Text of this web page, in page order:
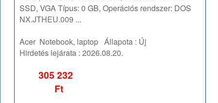
SSD, VGA Típus: 0 GB, Operációs rendszer: DOS
NX.JTHEU.009 ...
Acer Notebook, laptop Állapota : Új
Hirdetés lejárata :2026.08.20.
305 232
Ft